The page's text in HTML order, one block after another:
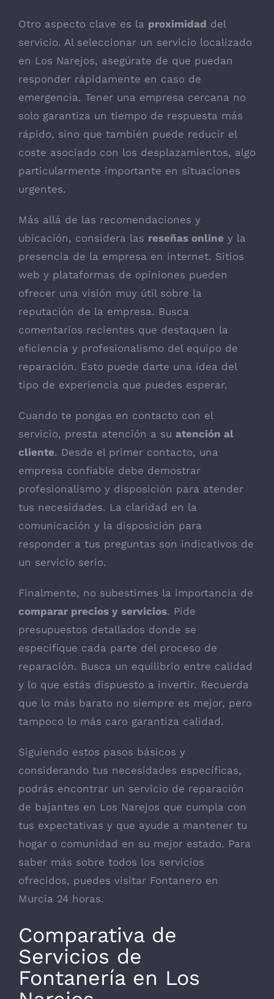
Otro aspecto clave es la proximidad del
servicio. Al seleccionar un servicio localizado
en Los Narejos, asegúrate de que puedan
responder rápidamente en caso de
emergencia. Tener una empresa cercana no
solo garantiza un tiempo de respuesta más
rápido, sino que también puede reducir el
coste asociado con los desplazamientos, algo
particularmente importante en situaciones
urgentes.
Más allá de las recomendaciones y
ubicación, considera las reseñas online y la
presencia de la empresa en internet. Sitios
web y plataformas de opiniones pueden
ofrecer una visión muy útil sobre la
reputación de la empresa. Busca
comentarios recientes que destaquen la
eficiencia y profesionalismo del equipo de
reparación. Esto puede darte una idea del
tipo de experiencia que puedes esperar.
Cuando te pongas en contacto con el
servicio, presta atención a su atención al
cliente. Desde el primer contacto, una
empresa confiable debe demostrar
profesionalismo y disposición para atender
tus necesidades. La claridad en la
comunicación y la disposición para
responder a tus preguntas son indicativos de
un servicio serio.
Finalmente, no subestimes la importancia de
comparar precios y servicios. Pide
presupuestos detallados donde se
especifique cada parte del proceso de
reparación. Busca un equilibrio entre calidad
y lo que estás dispuesto a invertir. Recuerda
que lo más barato no siempre es mejor, pero
tampoco lo más caro garantiza calidad.
Siguiendo estos pasos básicos y
considerando tus necesidades específicas,
podrás encontrar un servicio de reparación
de bajantes en Los Narejos que cumpla con
tus expectativas y que ayude a mantener tu
hogar o comunidad en su mejor estado. Para
saber más sobre todos los servicios
ofrecidos, puedes visitar Fontanero en
Murcia 24 horas.
Comparativa de
Servicios de
Fontanería en Los